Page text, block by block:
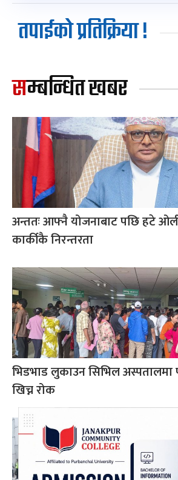
तपाईको प्रतिक्रिया !
सम्बन्धित खबर
अन्ततः आफ्नै योजनाबाट पछि हटे
कार्कीकै निरन्तरता
भिडभाड लुकाउन सिभिल अस्पतालमा
खिच्न रोक